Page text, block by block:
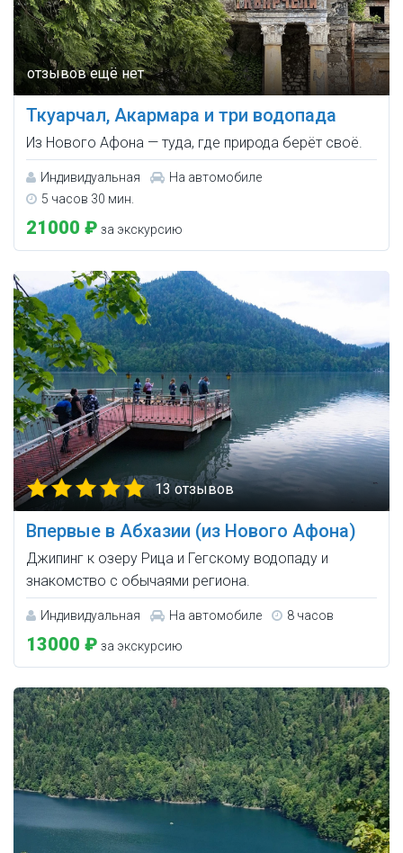
Ткуарчал, Акармара и три водопада
Из Нового Афона — туда, где природа берёт своё.
Индивидуальная
На автомобиле
5 часов 30 мин.
21000 ₽ за экскурсию
13 отзывов
Впервые в Абхазии (из Нового Афона)
Джипинг к озеру Рица и Гегскому водопаду и
знакомство с обычаями региона.
Индивидуальная На автомобиле 8 часов
13000 ₽ за экскурсию